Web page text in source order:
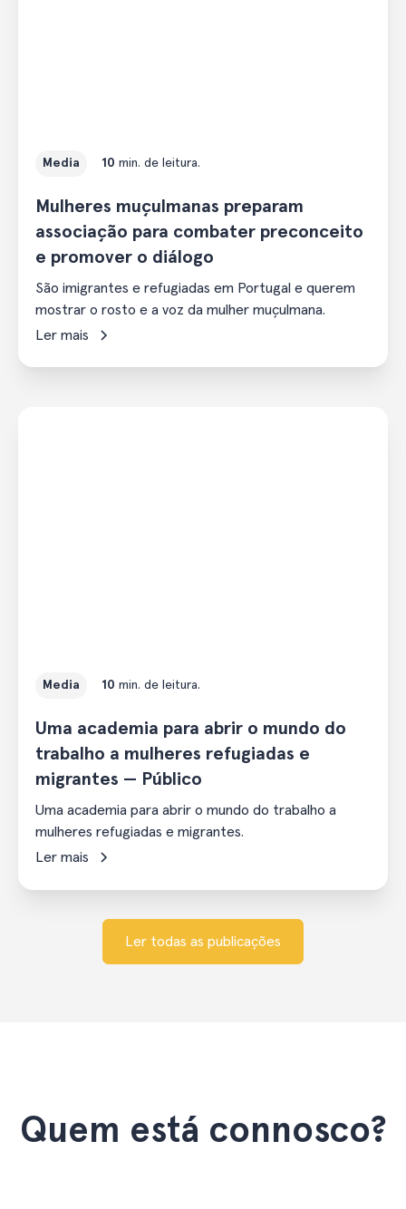
Media 10 min. de leitura.
Mulheres muçulmanas preparam
associação para combater preconceito
e promover o diálogo
São imigrantes e refugiadas em Portugal e querem
mostrar o rosto e a voz da mulher muçulmana.
Ler mais
Media 10 min. de leitura.
Uma academia para abrir o mundo do
trabalho a mulheres refugiadas e
migrantes — Público
Uma academia para abrir o mundo do trabalho a
mulheres refugiadas e migrantes.
Ler mais
Ler todas as publicações
Quem está connosco?